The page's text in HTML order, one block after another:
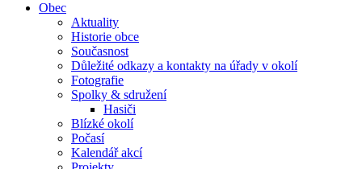
Obec
Aktuality
Historie obce
Současnost
Důležité odkazy a kontakty na úřady v okolí
Fotografie
Spolky & sdružení
Hasiči
Blízké okolí
Počasí
Kalendář akcí